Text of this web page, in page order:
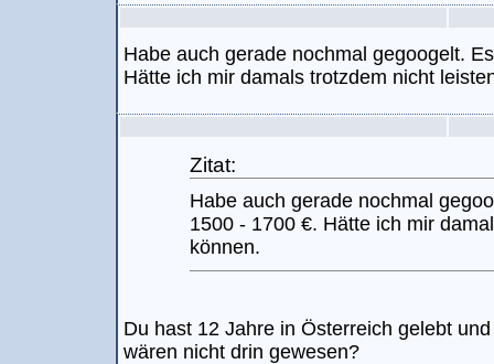
Habe auch gerade nochmal gegoogelt.
Hätte ich mir damals trotzdem nicht
Zitat:
Habe auch gerade nochmal
1500 - 1700 €. Hätte ich mir
können.
Du hast 12 Jahre in Österreich gelebt
wären nicht drin gewesen?